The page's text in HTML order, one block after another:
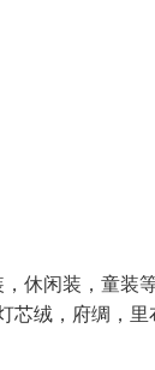
休闲装，童装
芯绒，府绸，